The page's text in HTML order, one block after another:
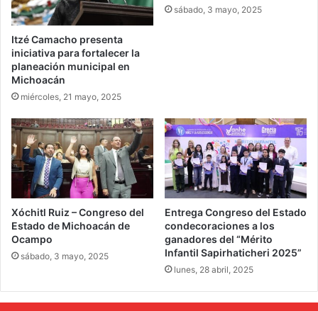
Itzé Camacho presenta
iniciativa para fortalecer la
planeación municipal en
Michoacán
miércoles, 21 mayo, 2025
sábado, 3 mayo, 2025
Xóchitl Ruiz – Congreso del
Estado de Michoacán de
Ocampo
sábado, 3 mayo, 2025
Entrega Congreso del Estado
condecoraciones a los
ganadores del “Mérito
Infantil Sapirhaticheri 2025”
lunes, 28 abril, 2025